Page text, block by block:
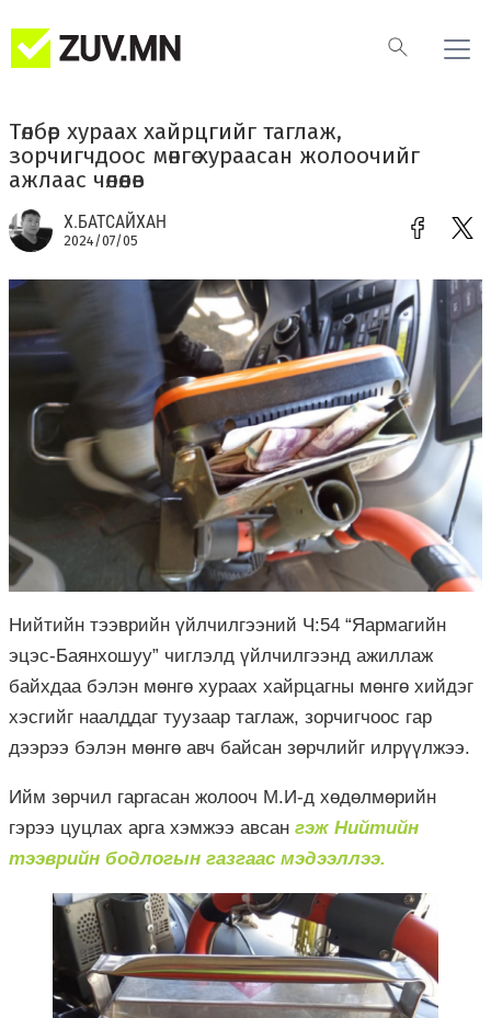
Төлбөр хураах хайрцгийг таглаж,
зорчигчдоос мөнгө хураасан жолоочийг
ажлаас чөлөөлөв
Х.БАТСАЙХАН
2024/07/05
Нийтийн тээврийн үйлчилгээний Ч:54 “Яармагийн
эцэс-Баянхошуу” чиглэлд үйлчилгээнд ажиллаж
байхдаа бэлэн мөнгө хураах хайрцагны мөнгө хийдэг
хэсгийг наалддаг туузаар таглаж, зорчигчоос гар
дээрээ бэлэн мөнгө авч байсан зөрчлийг илрүүлжээ.
Ийм зөрчил гаргасан жолооч М.И-д хөдөлмөрийн
гэрээ цуцлах арга хэмжээ авсан гэж Нийтийн
тээврийн бодлогын газгаас мэдээллээ.